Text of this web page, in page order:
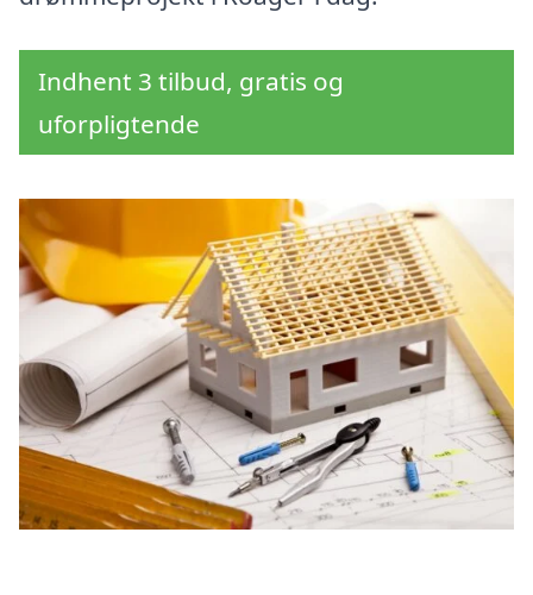
Indhent 3 tilbud, gratis og
uforpligtende